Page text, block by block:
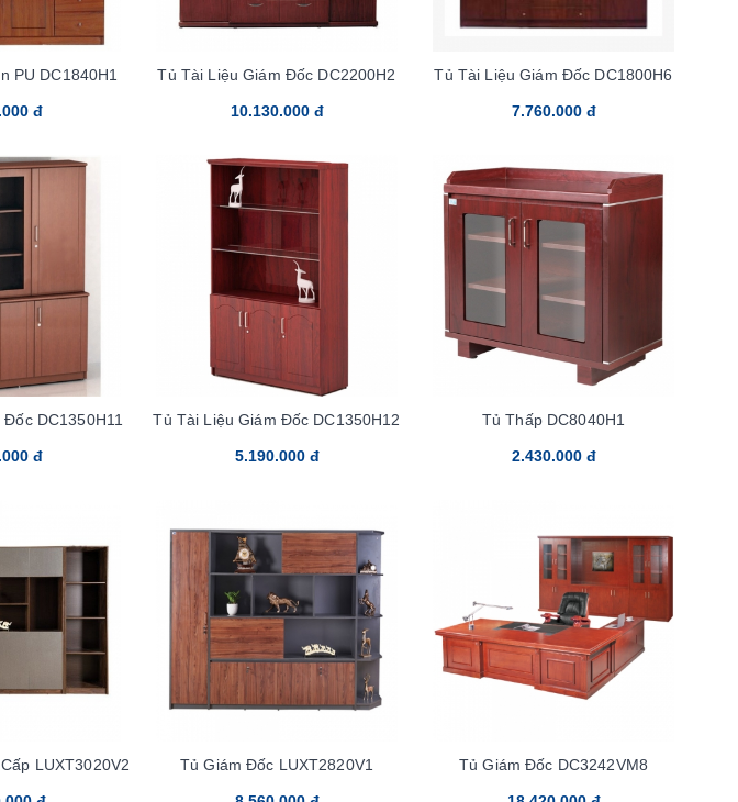
PU DC1840H1
đ
Tủ Tài Liệu Giám Đốc DC2200H2
10.130.000 đ
Tủ Tài Liệu Giám Đốc DC1800H6
7.760.000 đ
DC1350H11
đ
Tủ Tài Liệu Giám Đốc DC1350H12
5.190.000 đ
Tủ Thấp DC8040H1
2.430.000 đ
LUXT3020V2 Tủ Giám Đốc LUXT2820V1 Tủ Giám Đốc DC3242VM8